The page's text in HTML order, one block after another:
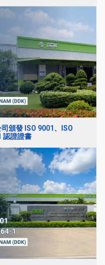
頒發 ISO 9001、ISO
認證證書